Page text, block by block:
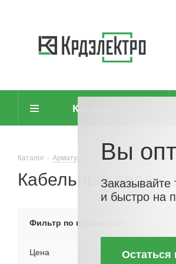
Каталог
Каталог - Арматура кабельная, крепеж и
Кабельный ввод с
Фильтр по параметрам
Цена
Вы
и быстро на
Остаться